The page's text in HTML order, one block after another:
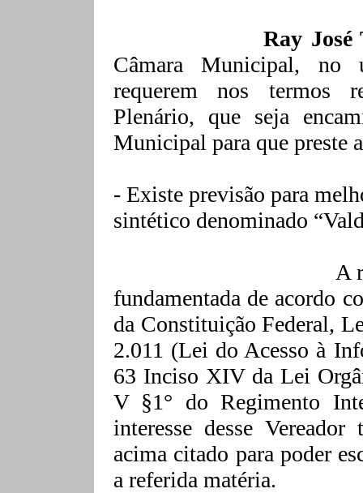
Ray José
Câmara Municipal, no
requerem nos termos
Plenário, que seja
Municipal para que preste
- Existe previsão para
sintético denominado
A
fundamentada de acordo
da Constituição Federal,
2.011 (Lei do Acesso à
63 Inciso XIV da Lei
V §1° do Regimento
interesse desse
acima citado para poder
a referida matéria.